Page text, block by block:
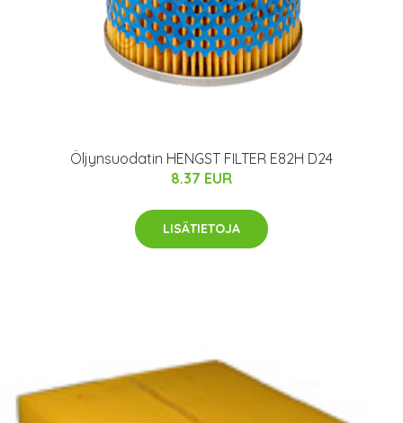
Öljynsuodatin HENGST FILTER E82H D24
8.37 EUR
LISÄTIETOJA